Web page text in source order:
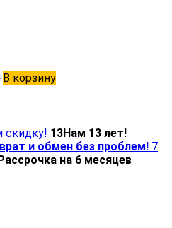
В корзину
скидку! 13Нам 13 лет!
и обмен без проблем! 7
на 6 месяцев